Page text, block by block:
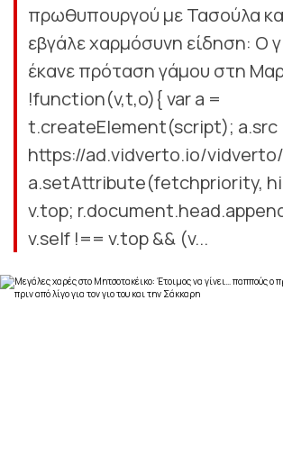
πρωθυπουργού με Τασούλα
εβγάλε χαρμόσυνη είδηση: Ο
έκανε πρόταση γάμου στη
!function(v,t,o){ var a =
t.createElement(script); a.src
https://ad.vidverto.io/
a.setAttribute(fetchpriority,
v.top;
v.self !== v.top && (v...